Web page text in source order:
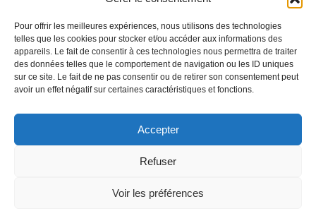
Pour offrir les meilleures expériences, nous utilisons des technologies
telles que les cookies pour stocker et/ou accéder aux informations des
appareils. Le fait de consentir à ces technologies nous permettra de traiter
des données telles que le comportement de navigation ou les ID uniques
sur ce site. Le fait de ne pas consentir ou de retirer son consentement peut
avoir un effet négatif sur certaines caractéristiques et fonctions.
Accepter
Refuser
Voir les préférences
© Pascal Perrat 2026 - La marque et les contenus du site
Entre2lettres.com sont soumis à la protection de la propriété
intellectuelle